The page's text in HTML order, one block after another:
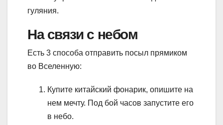
гуляния.
На связи с небом
Есть 3 способа отправить посыл прямиком
во Вселенную:
Купите китайский фонарик, опишите на
нем мечту. Под бой часов запустите его
в небо.